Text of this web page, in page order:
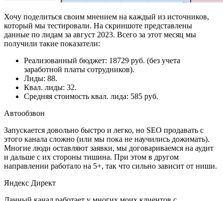
Хочу поделиться своим мнением на каждый из источников,
который мы тестировали. На скриншоте представлены
данные по лидам за август 2023. Всего за этот месяц мы
получили такие показатели:
Реализованный бюджет: 18729 руб. (без учета
заработной платы сотрудников).
Лиды: 88.
Квал. лиды: 32.
Средняя стоимость квал. лида: 585 руб.
Автообзвон
Запускается довольно быстро и легко, но SEO продавать с
этого канала сложно (или мы пока не научились дожимать).
Многие люди оставляют заявки, мы договариваемся на аудит
и дальше с их стороны тишина. При этом в другом
направлении работало на 5+, так что сильно зависит от ниши.
Яндекс Директ